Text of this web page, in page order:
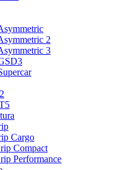
2
3
Cargo
Compact
Performance